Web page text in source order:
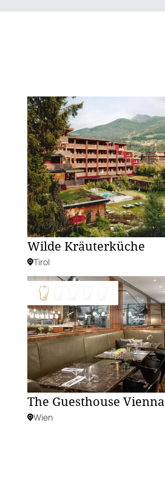
Wilde Kräuterküche
Tirol
The Guesthouse Vienna
Wien